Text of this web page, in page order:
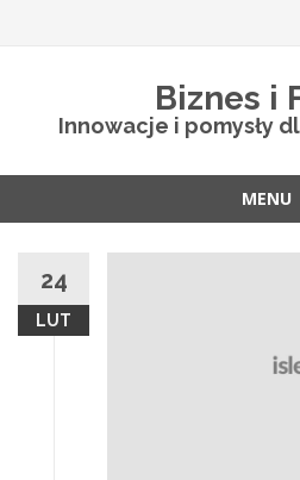
Biznes i
Innowacje i pomysły
MENU
content
24
LUT